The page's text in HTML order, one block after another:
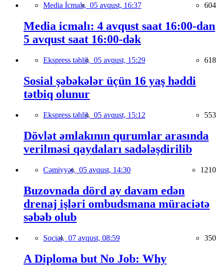
Media İcmalı, 05 avqust, 16:37 604
Media icmalı: 4 avqust saat 16:00-dan
5 avqust saat 16:00-dək
Ekspress təhlil, 05 avqust, 15:29 618
Sosial şəbəkələr üçün 16 yaş həddi
tətbiq olunur
Ekspress təhlil, 05 avqust, 15:12 553
Dövlət əmlakının qurumlar arasında
verilməsi qaydaları sadələşdirilib
Cəmiyyət, 05 avqust, 14:30 1210
Buzovnada dörd ay davam edən
drenaj işləri ombudsmana müraciətə
səbəb olub
Social, 07 avqust, 08:59 350
A Diploma but No Job: Why